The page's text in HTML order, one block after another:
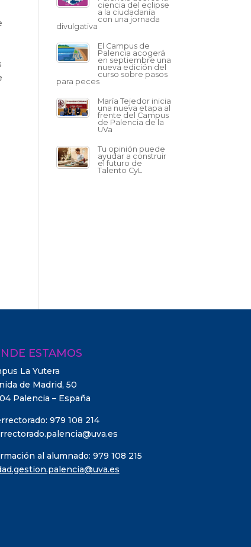
ciencia del eclipse
a la ciudadanía
con una jornada
divulgativa
El Campus de
Palencia acogerá
en septiembre una
nueva edición del
curso sobre pasos
para peces
María Tejedor inicia
una nueva etapa al
frente del Campus
de Palencia de la
UVa
Tu opinión puede
ayudar a construir
el futuro de
Talento CyL
ESTAMOS
La Yutera
de Madrid, 50
Palencia – España
979 108 214
al alumnado: 979 108 215